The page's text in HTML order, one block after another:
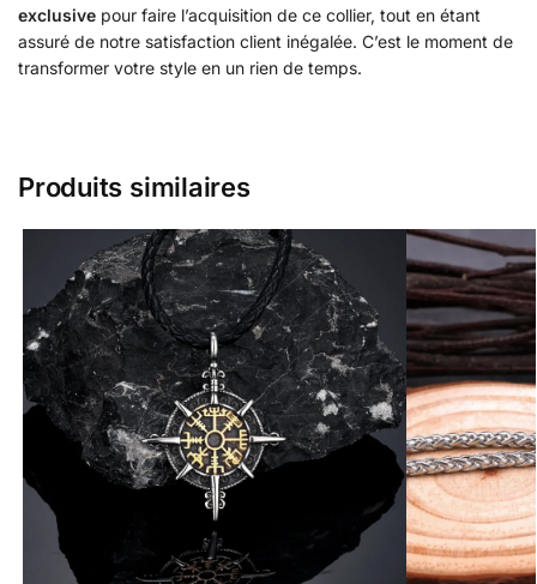
exclusive pour faire l’acquisition de ce collier, tout en étant
assuré de notre satisfaction client inégalée. C’est le moment de
transformer votre style en un rien de temps.
Produits similaires